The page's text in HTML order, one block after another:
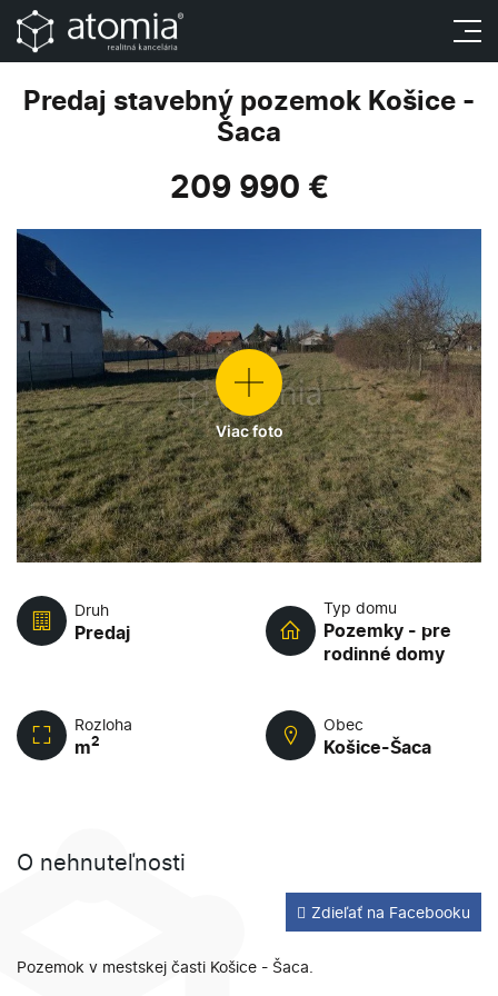
Predaj stavebný pozemok Košice -
Šaca
209 990 €
Viac foto
Druh
Predaj
Typ domu
Pozemky - pre
rodinné domy
Rozloha
m2
Obec
Košice-Šaca
O nehnuteľnosti
Zdieľať na Facebooku
Pozemok v mestskej časti Košice - Šaca.